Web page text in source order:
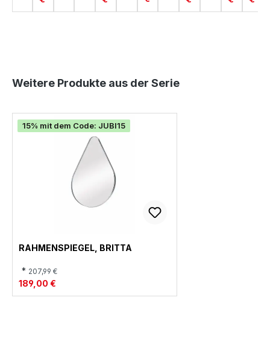
Produktgalerie überspringen
Weitere Produkte aus der Serie
15% mit dem Code: JUBI15
RAHMENSPIEGEL, BRITTA
* 207,99 €
189,00 €